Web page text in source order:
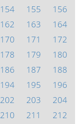
154 155
156
162 163
164
170 171
172
178 179
180
186 187
188
194 195
196
202 203
204
210 211
212